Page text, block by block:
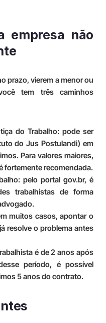
empresa não
prazo, vierem a menor ou
tem três caminhos
do Trabalho: pode ser
do Jus Postulandi) em
Para valores maiores,
fortemente recomendada.
pelo portal gov.br, é
trabalhistas de forma
muitos casos, apontar o
resolve o problema antes
é de 2 anos após
período, é possível
5 anos do contrato.